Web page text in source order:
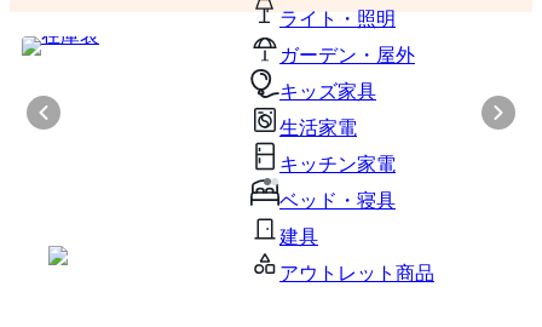
ライト・照明
ガーデン・屋外
キッズ家具
生活家電
キッチン家電
ベッド・寝具
建具
アウトレット商品